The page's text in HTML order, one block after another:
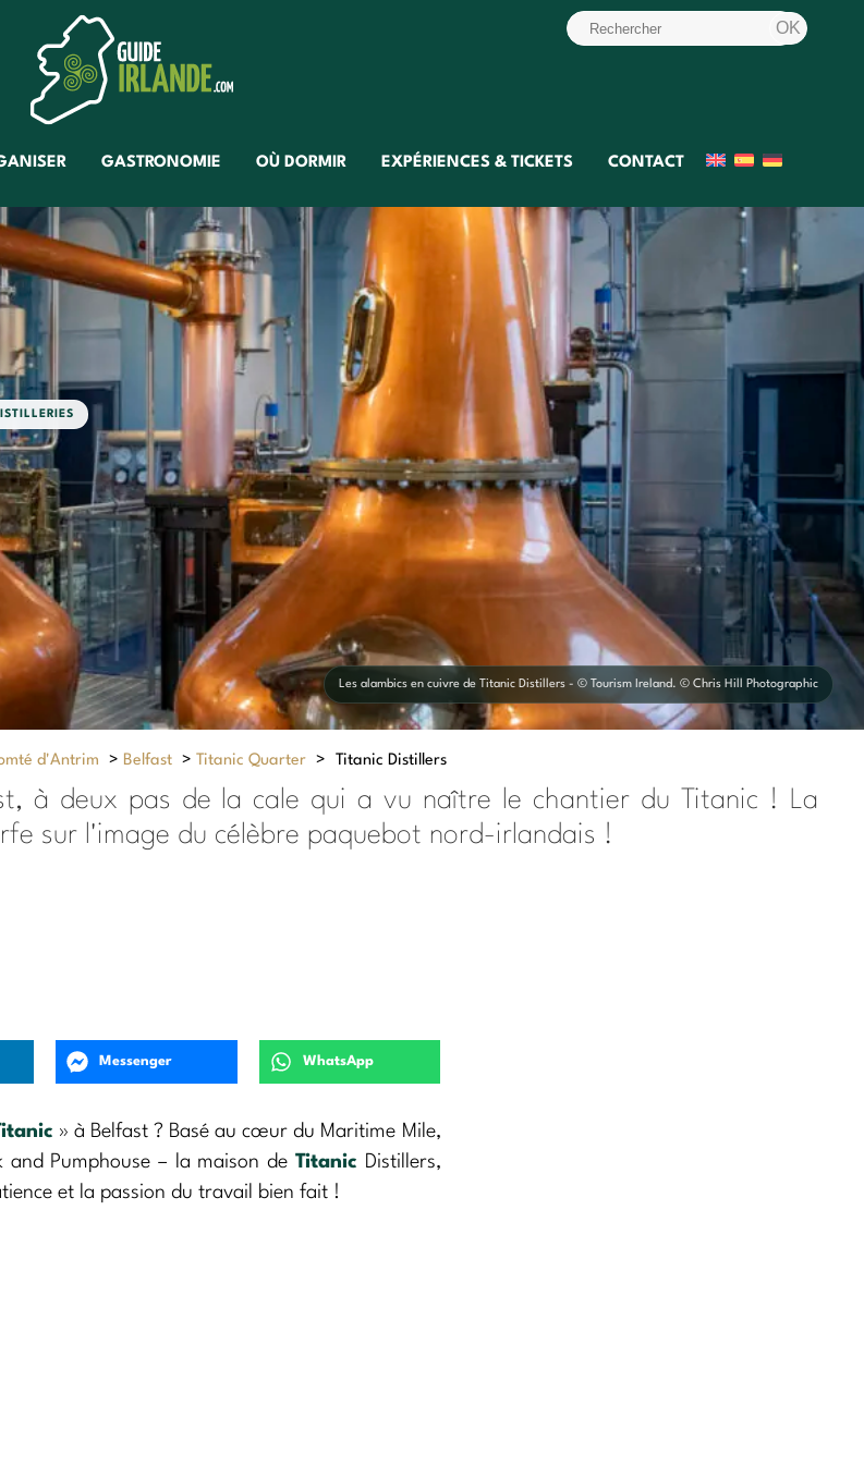
GASTRONOMIE OÙ DORMIR EXPÉRIENCES & TICKETS CONTACT
Les alambics en cuivre de Titanic Distillers - © Tourism Ireland. © Chris Hill Photographic
d'Antrim > Belfast > Titanic Quarter > Titanic Distillers
à deux pas de la cale qui a vu naître le chantier du Titanic ! La
sur l'image du célèbre paquebot nord-irlandais !
Messenger WhatsApp
» à Belfast ? Basé au cœur du Maritime Mile,
and Pumphouse – la maison de Titanic Distillers,
et la passion du travail bien fait !